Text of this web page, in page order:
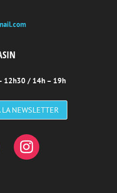
12h30 / 14h – 19h
NEWSLETTER